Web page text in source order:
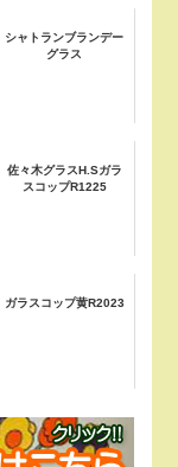
シャトランブランデー
グラス
佐々木グラスH.Sガラ
スコップR1225
ガラスコップ黄R2023